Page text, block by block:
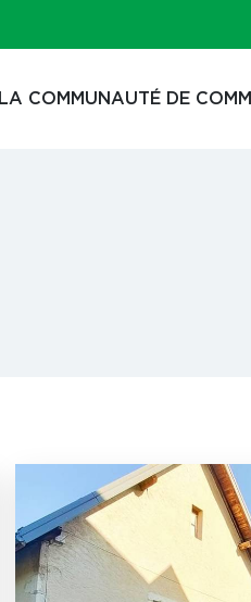
LA COMMUNAUTÉ DE